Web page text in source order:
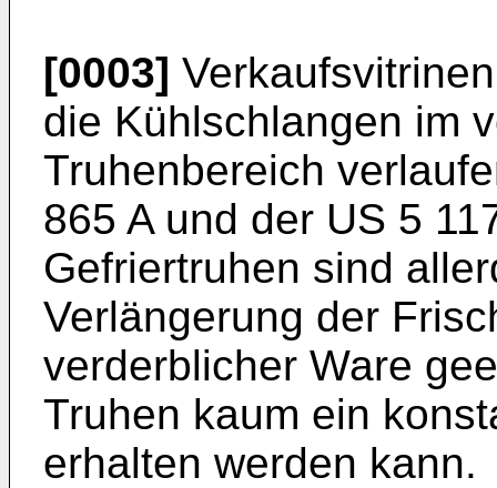
[0003]
die Kühlschlangen im
Truhenbereich
865 A und der US 5
Gefriertruhen sind
Verlängerung der
verderblicher Ware
Truhen kaum ein
erhalten werden kann.